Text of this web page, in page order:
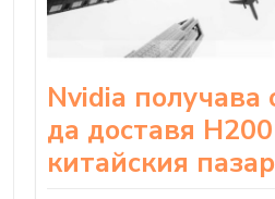
Nvidia получава
да доставя
китайския пазар